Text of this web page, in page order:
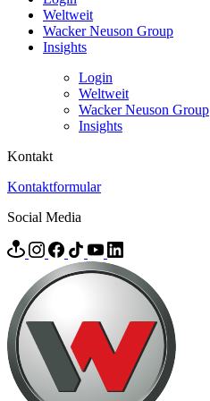
Weltweit
Wacker Neuson Group
Insights
Login
Weltweit
Wacker Neuson Group
Insights
Kontakt
Kontaktformular
Social Media